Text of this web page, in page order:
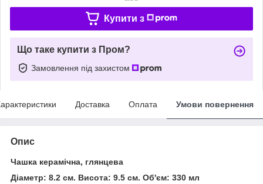
Купити з
Що таке купити з Пром?
Замовлення під захистом
Доставка Оплата Умови повернення
Опис
Чашка керамічна, глянцева
Діаметр: 8.2 см. Висота: 9.5 см. Об'єм: 330 мл